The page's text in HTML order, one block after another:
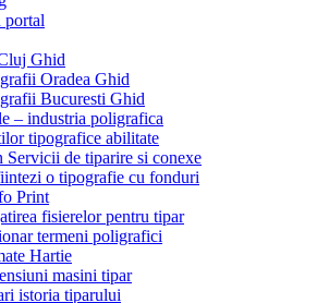
portal
Ghid
Oradea Ghid
Bucuresti Ghid
– industria poligrafica
tipografice abilitate
de tiparire si conexe
o tipografie cu fonduri
Print
fisierelor pentru tipar
termeni poligrafici
Hartie
masini tipar
istoria tiparului